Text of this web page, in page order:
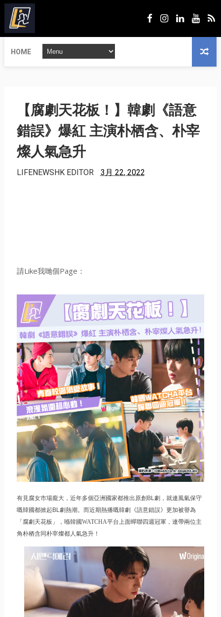
HOME
【腐劇天花板！】韓劇《語意
錯誤》爆紅 主演朴栖含、朴宰
燦人氣急升
LIFENEWSHK EDITOR 3月 22, 2022
請Like我哋個Page：
有見腐女市場龐大，近年多個亞洲國家都推出原創 BL劇，就連風氣保守
嘅韓國都掀起 BL劇熱潮。而近期熱播嘅韓劇《語意錯誤》更加被譽為
「腐劇天花板」，喺韓國WATCHA平台上面蟬聯四週冠軍，連帶兩位主
角朴栖含同朴宰燦都人氣急升！